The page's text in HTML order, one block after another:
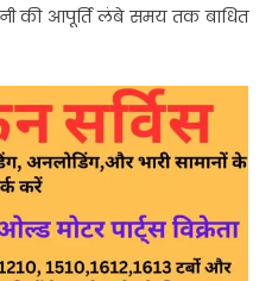
की आपूर्ति लंबे समय तक बाधित